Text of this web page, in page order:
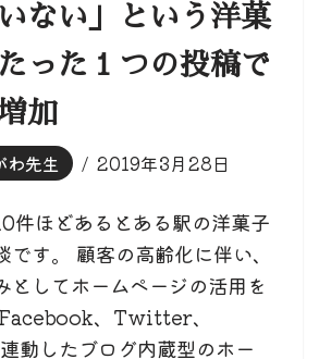
ない」という洋菓
った１つの投稿で
加
わ先生 2019年3月28日
件ほどあるとある駅の洋菓子
です。 顧客の高齢化に伴い、
としてホームページの活用を
、Twitter、
したブログ内蔵型のホー